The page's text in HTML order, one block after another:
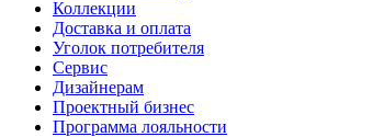
Коллекции
Доставка и оплата
Уголок потребителя
Сервис
Дизайнерам
Проектный бизнес
Программа лояльности